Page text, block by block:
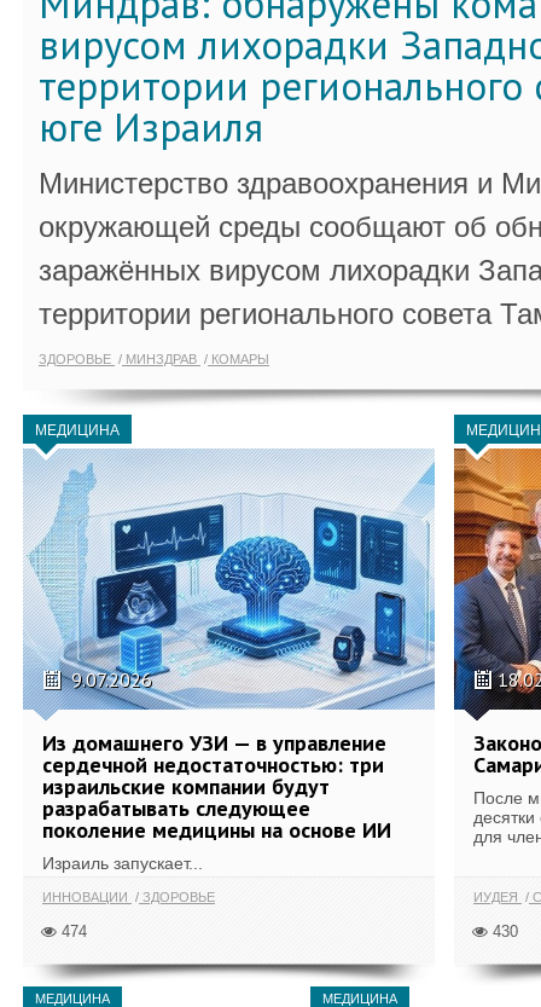
вирусом лихорадки
территории регионального
юге Израиля
Министерство здравоохранения и
окружающей среды сообщают об
заражённых вирусом лихорадки
территории регионального совета
ЗДОРОВЬЕ МИНЗДРАВ КОМАРЫ
МЕДИЦИНА
9.07.2026
Из домашнего УЗИ — в управление
сердечной недостаточностью: три
израильские компании будут
разрабатывать следующее
поколение медицины на основе ИИ
Израиль запускает...
ИННОВАЦИИ ЗДОРОВЬЕ
474
После
для
ИУДЕЯ
430
МЕДИЦИНА МЕДИЦИНА